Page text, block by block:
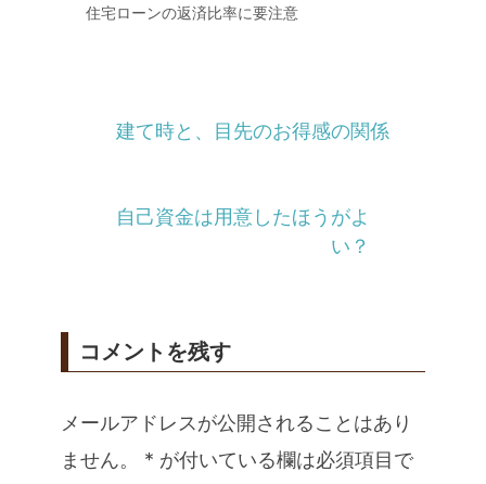
住宅ローンの返済比率に要注意
建て時と、目先のお得感の関係
自己資金は用意したほうがよ
い？
コメントを残す
メールアドレスが公開されることはあり
ません。
* が付いている欄は必須項目で